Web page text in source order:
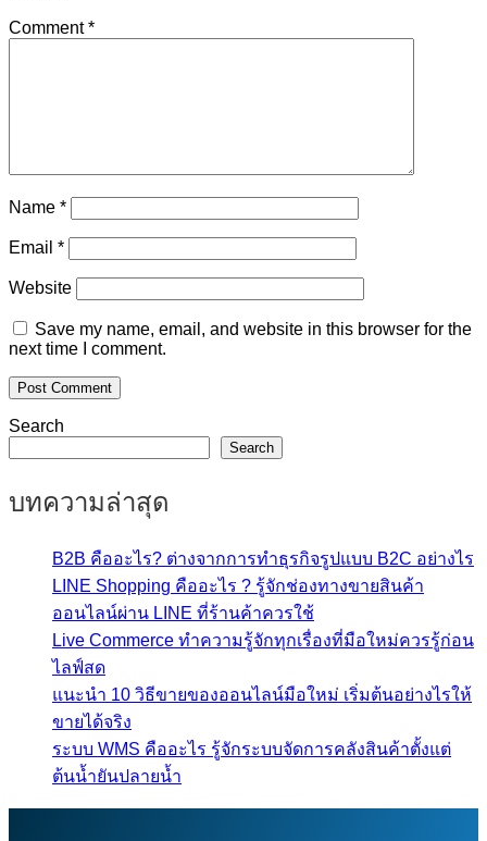
Comment*
Name *
Email *
Website
Save my name, email, and website in this browser for the
next time I comment.
Search
Search
บทความล่าสุด
B2B คืออะไร? ต่างจากการทำธุรกิจรูปแบบ B2C อย่างไร
LINE Shopping คืออะไร ? รู้จักช่องทางขายสินค้า
ออนไลน์ผ่าน LINE ที่ร้านค้าควรใช้
Live Commerce ทำความรู้จักทุกเรื่องที่มือใหม่ควรรู้ก่อน
ไลฟ์สด
แนะนำ 10 วิธีขายของออนไลน์มือใหม่ เริ่มต้นอย่างไรให้
ขายได้จริง
ระบบ WMS คืออะไร รู้จักระบบจัดการคลังสินค้าตั้งแต่
ต้นน้ำยันปลายน้ำ